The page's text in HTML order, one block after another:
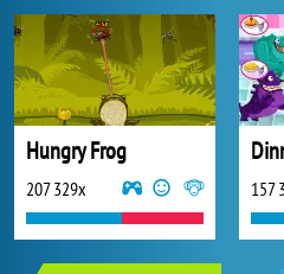
Hungry Frog
207 329x 157